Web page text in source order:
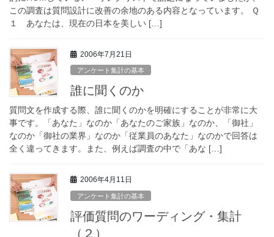
この調査は質問設計に改善の余地のある内容となっています。 Ｑ
１ あなたは、現在の日本を美しい […]
2006年7月21日
アンケート集計の基本
誰に聞くのか
質問文を作成する際、誰に聞くのかを明確にすることが非常に大
事です。「あなた」なのか「あなたのご家族」なのか、「御社」
なのか「御社の業界」なのか「従業員のあなた」なのかで回答は
全く違ってきます。また、例えば調査の中で「あな […]
2006年4月11日
アンケート集計の基本
評価質問のワーディング・集計
（２）